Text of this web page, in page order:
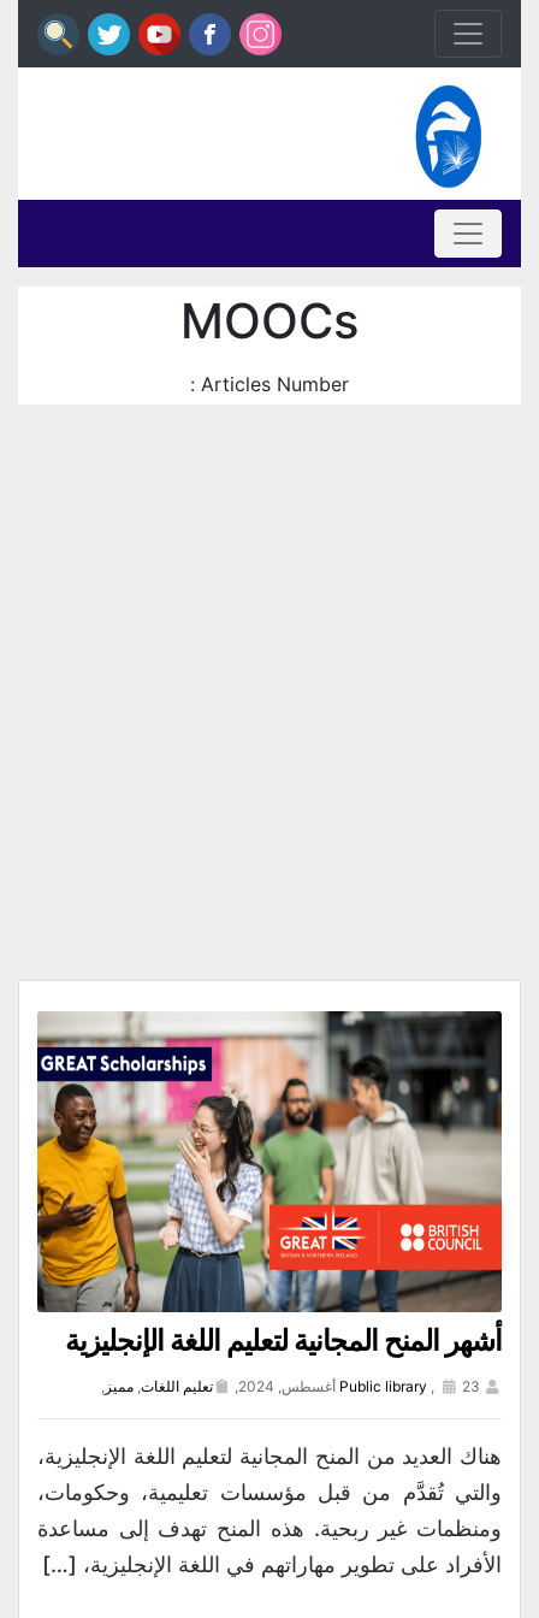
MOOCs
Articles Number :
أشهر المنح المجانية لتعليم اللغة الإنجليزية
Public library , 23 أغسطس, 2024, تعليم اللغات, مميز ,
هناك العديد من المنح المجانية لتعليم اللغة الإنجليزية،
والتي تُقدَّم من قبل مؤسسات تعليمية، وحكومات،
ومنظمات غير ربحية. هذه المنح تهدف إلى مساعدة
الأفراد على تطوير مهاراتهم في اللغة الإنجليزية، […]